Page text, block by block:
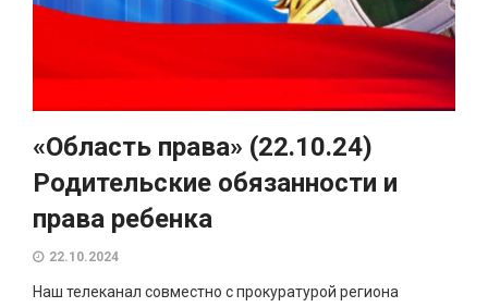
«Область права» (22.10.24)
Родительские обязанности и
права ребенка
22.10.2024
Наш телеканал совместно с прокуратурой региона